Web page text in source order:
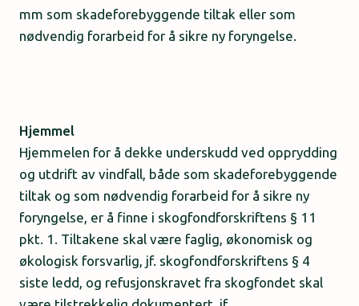
mm som skadeforebyggende tiltak eller som
nødvendig forarbeid for å sikre ny foryngelse.
Hjemmel
Hjemmelen for å dekke underskudd ved opprydding
og utdrift av vindfall, både som skadeforebyggende
tiltak og som nødvendig forarbeid for å sikre ny
foryngelse, er å finne i skogfondforskriftens § 11
pkt. 1. Tiltakene skal være faglig, økonomisk og
økologisk forsvarlig, jf. skogfondforskriftens § 4
siste ledd, og refusjonskravet fra skogfondet skal